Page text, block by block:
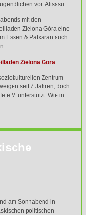
von Altsasu.
mit den
Zielona Góra eine
Essen & Patxaran auch
Zielona Gora
Zentrum
seit 7 Jahren, doch
e.V. unterstützt. Wie in
am Sonnabend in
politischen